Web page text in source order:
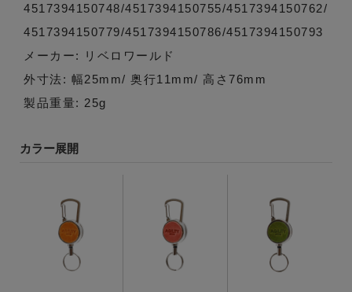
4517394150748/4517394150755/4517394150762/
4517394150779/4517394150786/4517394150793
メーカー: リベロワールド
外寸法: 幅25mm/ 奥行11mm/ 高さ76mm
製品重量: 25g
カラー展開